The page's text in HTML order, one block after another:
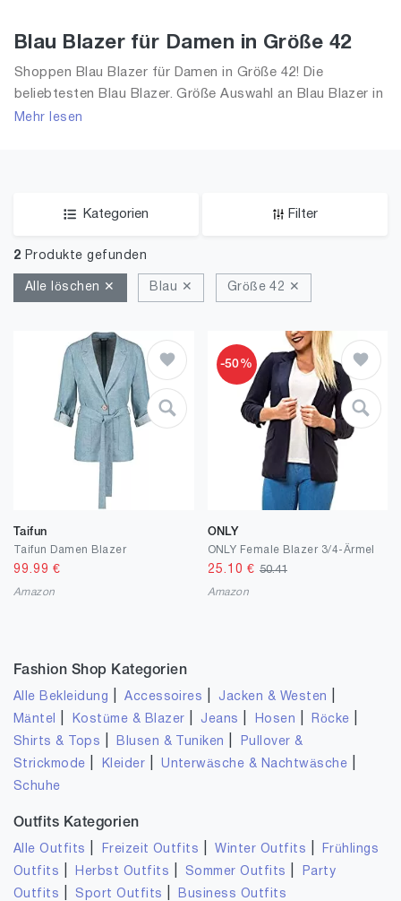
Blau Blazer für Damen in Größe 42
Shoppen Blau Blazer für Damen in Größe 42! Die
beliebtesten Blau Blazer. Größe Auswahl an Blau Blazer in
Größe 42 und alle Trends aus 2026 für Frauen!
Mehr lesen
Kategorien Filter
2 Produkte gefunden
Alle löschen ✕ Blau ✕ Größe 42 ✕
Taifun
Taifun Damen Blazer
99.99 €
Amazon
-50%
ONLY
ONLY Female Blazer 3/4-Ärmel
25.10 € 50.41
Amazon
Fashion Shop Kategorien
Alle Bekleidung |Accessoires Jacken & Westen
Mäntel Kostüme & Blazer Jeans Hosen Röcke
Shirts & Tops Blusen & Tuniken
Pullover &
Strickmode
Kleider |Unterwäsche & Nachtwäsche
Schuhe
Outfits Kategorien
Alle Outfits Freizeit Outfits |Winter Outfits
Frühlings
Outfits
Herbst Outfits Sommer Outfits
Party
Outfits
Sport Outfits Business Outfits